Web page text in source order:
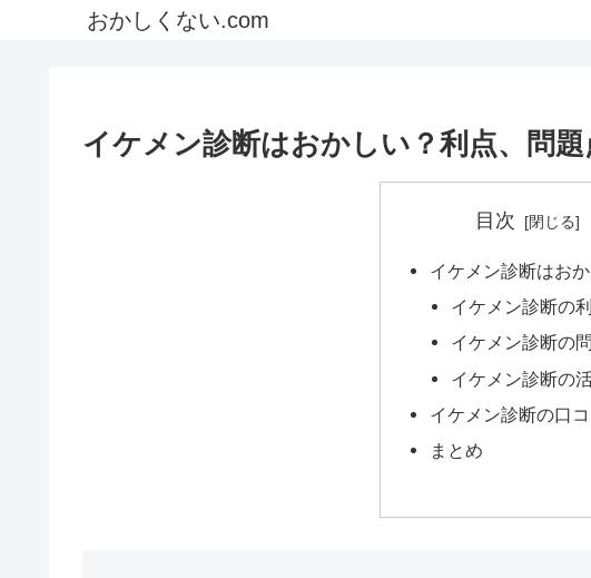
おかしくない.com
イケメン診断はおかしい？利点、問題
目次
イケメン診断はお
イケメン診断の
イケメン診断の
イケメン診断の
イケメン診断の口コ
まとめ